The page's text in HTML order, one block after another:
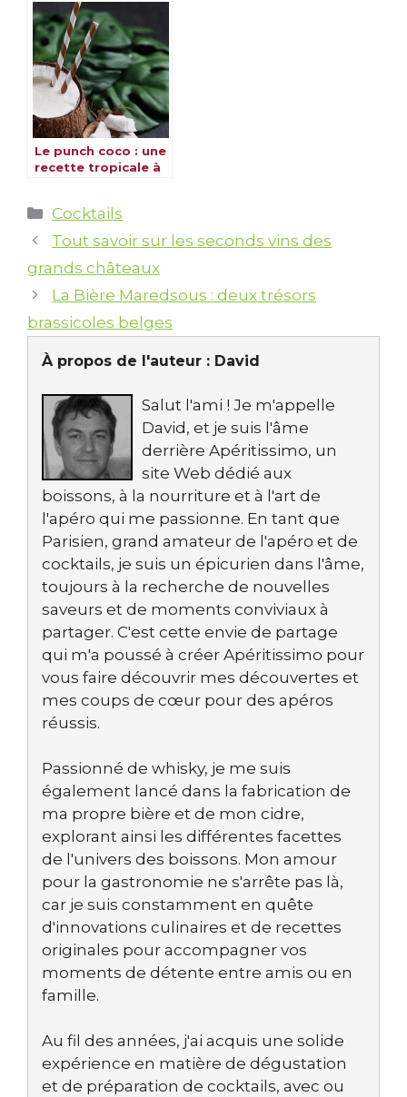
inoubliable
Le punch coco : une
recette tropicale à
Catégories
Cocktails
Tout savoir sur les seconds vins des
grands châteaux
La Bière Maredsous : deux trésors
brassicoles belges
À propos de l'auteur : David
Salut l'ami ! Je m'appelle
David, et je suis l'âme
derrière Apéritissimo, un
site Web dédié aux
boissons, à la nourriture et à l'art de
l'apéro qui me passionne. En tant que
Parisien, grand amateur de l'apéro et de
cocktails, je suis un épicurien dans l'âme,
toujours à la recherche de nouvelles
saveurs et de moments conviviaux à
partager. C'est cette envie de partage
qui m'a poussé à créer Apéritissimo pour
vous faire découvrir mes découvertes et
mes coups de cœur pour des apéros
réussis.
Passionné de whisky, je me suis
également lancé dans la fabrication de
ma propre bière et de mon cidre,
explorant ainsi les différentes facettes
de l'univers des boissons. Mon amour
pour la gastronomie ne s'arrête pas là,
car je suis constamment en quête
d'innovations culinaires et de recettes
originales pour accompagner vos
moments de détente entre amis ou en
famille.
Au fil des années, j'ai acquis une solide
expérience en matière de dégustation
et de préparation de cocktails, avec ou